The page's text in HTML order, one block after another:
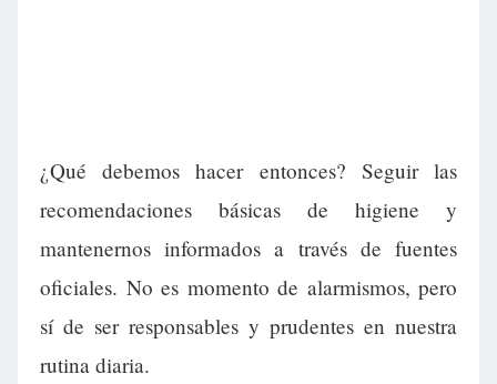
¿Qué debemos hacer entonces? Seguir las
recomendaciones básicas de higiene y
mantenernos informados a través de fuentes
oficiales. No es momento de alarmismos, pero
sí de ser responsables y prudentes en nuestra
rutina diaria.